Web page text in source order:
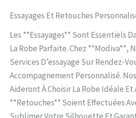
Essayages Et Retouches
Les **essayages** Sont Essentiels
La Robe Parfaite. Chez **Modiva**,
Services D’essayage Sur Rendez-
Accompagnement Personnalisé.
Aideront À Choisir La Robe Idéale Et
**retouches** Soient Effectuées